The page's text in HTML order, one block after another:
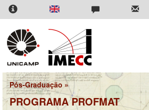
Pular
para
conteúdo
principal
Pós-Graduação »
PROGRAMA PROFMAT